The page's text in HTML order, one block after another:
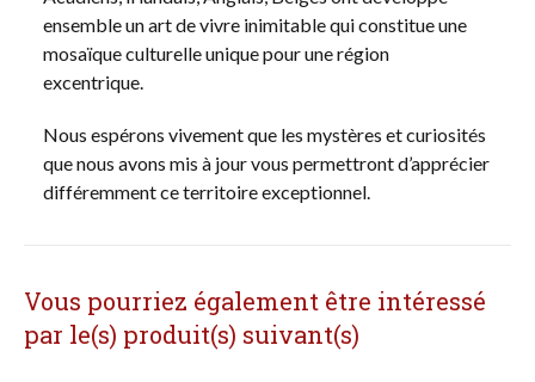
ensemble un art de vivre inimitable qui constitue une
mosaïque culturelle unique pour une région
excentrique.
Nous espérons vivement que les mystères et curiosités
que nous avons mis à jour vous permettront d’apprécier
différemment ce territoire exceptionnel.
Vous pourriez également être intéressé
par le(s) produit(s) suivant(s)